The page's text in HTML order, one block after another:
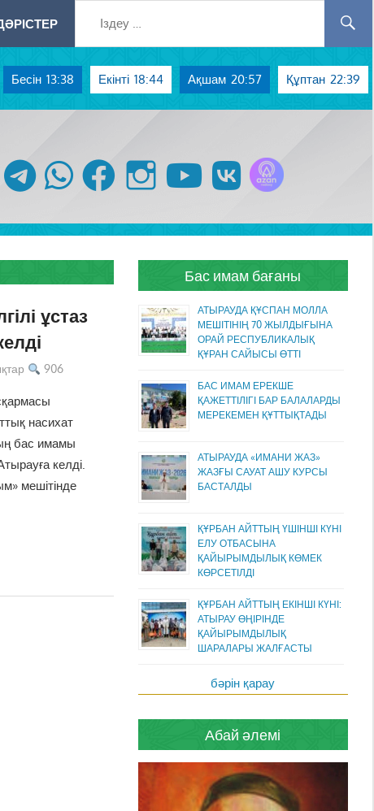
Бесін 13:38 Екінті 18:44 Ақшам 20:57 Құптан 22:39
telegram whatsapp facebook instagram youtubevk
ұстаз
906
насихат
бас имамы
келді.
мешітінде
Бас имам бағаны
АТЫРАУДА ҚҰСПАН МОЛЛА
МЕШІТІНІҢ 70 ЖЫЛДЫҒЫНА
ОРАЙ РЕСПУБЛИКАЛЫҚ
ҚҰРАН САЙЫСЫ ӨТТІ
БАС ИМАМ ЕРЕКШЕ
ҚАЖЕТТІЛІГІ БАР БАЛАЛАРДЫ
МЕРЕКЕМЕН ҚҰТТЫҚТАДЫ
АТЫРАУДА «ИМАНИ ЖАЗ»
ЖАЗҒЫ САУАТ АШУ КУРСЫ
БАСТАЛДЫ
ҚҰРБАН АЙТТЫҢ ҮШІНШІ КҮНІ
ЕЛУ ОТБАСЫНА
ҚАЙЫРЫМДЫЛЫҚ КӨМЕК
КӨРСЕТІЛДІ
ҚҰРБАН АЙТТЫҢ ЕКІНШІ КҮНІ:
АТЫРАУ ӨҢІРІНДЕ
ҚАЙЫРЫМДЫЛЫҚ
ШАРАЛАРЫ ЖАЛҒАСТЫ
бәрін қарау
Абай әлемі